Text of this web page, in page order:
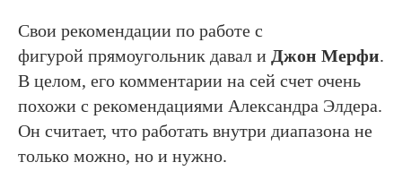
Свои рекомендации по работе с
фигурой прямоугольник давал и Джон Мерфи.
В целом, его комментарии на сей счет очень
похожи с рекомендациями Александра Элдера.
Он считает, что работать внутри диапазона не
только можно, но и нужно.